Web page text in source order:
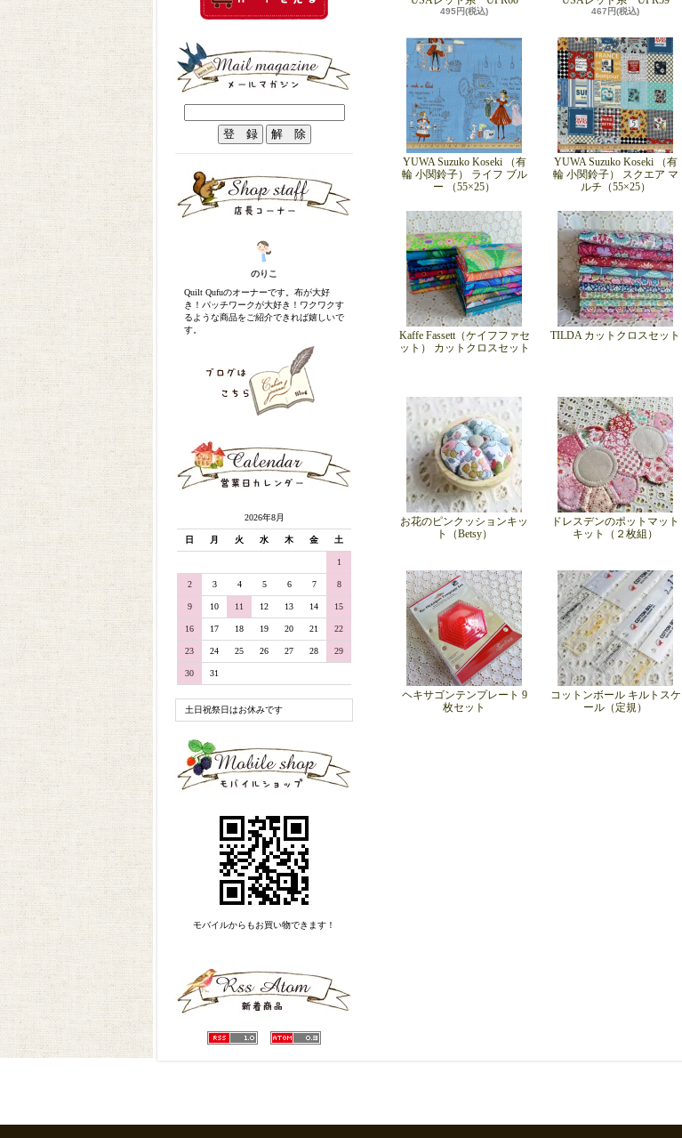
のりこ
Quilt Qufuのオーナーです。布が大好
き！パッチワークが大好き！ワクワクす
るような商品をご紹介できれば嬉しいで
す。
2026年8月
日 月 火 水 木 金 土
1
2 3 4 5 6 7 8
9 10 11 12 13 14 15
16 17 18 19 20 21 22
23 24 25 26 27 28 29
30 31
土日祝祭日はお休みです
モバイルからもお買い物できます！
495円(税込) 467円(税込)
YUWA Suzuko Koseki （有
輪 小関鈴子） ライフ ブル
ー （55×25）
YUWA Suzuko Koseki （有
輪 小関鈴子） スクエア マ
ルチ（55×25）
Kaffe Fassett（ケイフファセ
ット） カットクロスセット
TILDA カットクロスセット
お花のピンクッションキッ
ト（Betsy）
ドレスデンのポットマット
キット（２枚組）
ヘキサゴンテンプレート 9
枚セット
コットンボール キルトスケ
ール（定規）